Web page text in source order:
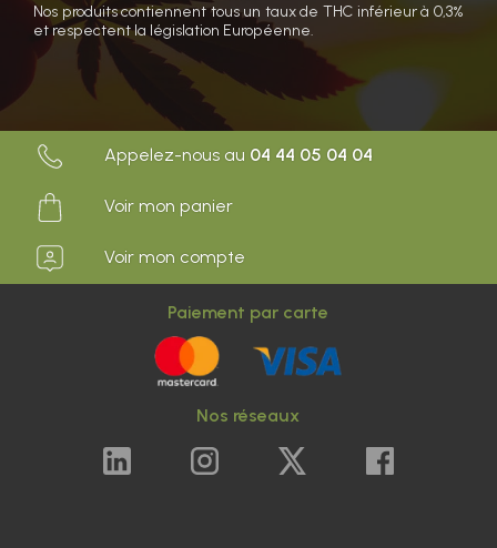
Nos produits contiennent tous un taux de THC inférieur à 0,3%
et respectent la législation Européenne.
Appelez-nous au 04 44 05 04 04
Voir mon panier
Voir mon compte
Paiement par carte
Nos réseaux